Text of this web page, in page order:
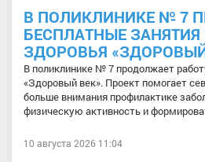
В ПОЛИКЛИНИКЕ № 7
БЕСПЛАТНЫЕ
ЗДОРОВЬЯ
В поликлинике № 7 продолжает
«Здоровый век». Проект помогает
больше внимания профилактике
физическую активность и
10 августа 2026 11:04